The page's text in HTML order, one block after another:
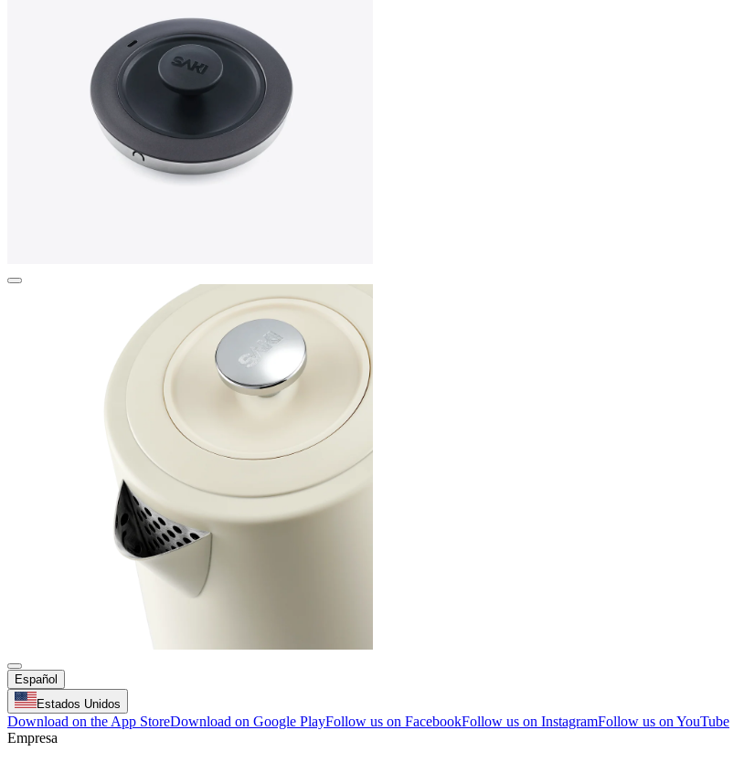
Español
Estados Unidos
Download on the App StoreDownload on Google PlayFollow us on FacebookFollow us on InstagramFollow us on YouTube
Empresa